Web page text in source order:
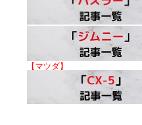
【マツダ】